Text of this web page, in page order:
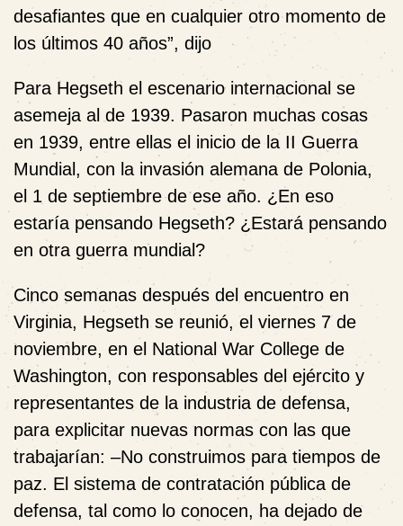
desafiantes que en cualquier otro momento de
los últimos 40 años”, dijo
Para Hegseth el escenario internacional se
asemeja al de 1939. Pasaron muchas cosas
en 1939, entre ellas el inicio de la II Guerra
Mundial, con la invasión alemana de Polonia,
el 1 de septiembre de ese año. ¿En eso
estaría pensando Hegseth? ¿Estará pensando
en otra guerra mundial?
Cinco semanas después del encuentro en
Virginia, Hegseth se reunió, el viernes 7 de
noviembre, en el National War College de
Washington, con responsables del ejército y
representantes de la industria de defensa,
para explicitar nuevas normas con las que
trabajarían: –No construimos para tiempos de
paz. El sistema de contratación pública de
defensa, tal como lo conocen, ha dejado de